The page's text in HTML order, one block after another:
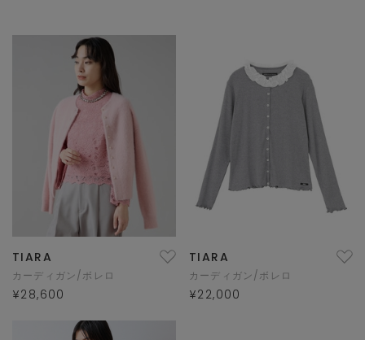
TIARA
カーディガン/ボレロ
¥28,600
TIARA
カーディガン/ボレロ
¥22,000